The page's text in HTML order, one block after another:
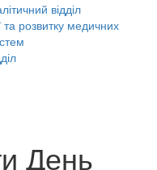
відділ
та розвитку медичних
День